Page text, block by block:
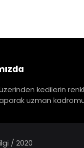
kedilerin
uzman
/ 2020